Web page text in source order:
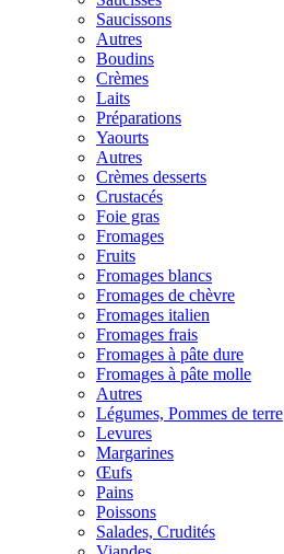
Saucissons
Autres
Boudins
Crèmes
Laits
Préparations
Yaourts
Autres
Crèmes desserts
Crustacés
Foie gras
Fromages
Fruits
Fromages blancs
Fromages de chèvre
Fromages italien
Fromages frais
Fromages à pâte dure
Fromages à pâte molle
Autres
Légumes, Pommes de terre
Levures
Margarines
Œufs
Pains
Poissons
Salades, Crudités